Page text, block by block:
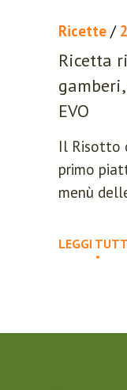
Ricette /
Ricetta
EVO
Il Risotto
primo
menù
LEGGI